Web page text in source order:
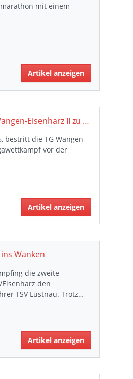
mit einem
Artikel anzeigen
MTV Ludwigsburg II für Wangen-Eisenharz II zu stark: TG bleibt sieglos am Tabellenende
bestritt die TG Wangen-
vor der
Artikel anzeigen
Wanken
die zweite
den
TSV Lustnau. Trotz…
Artikel anzeigen